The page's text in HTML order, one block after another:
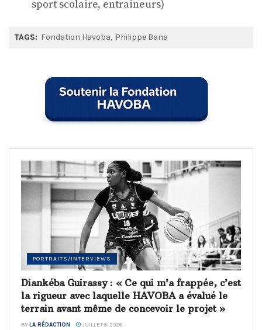
sport scolaire, entraineurs)
TAGS: Fondation Havoba Philippe Bana
PORTRAITS/INTERVIEWS
Diankéba Guirassy : « Ce qui m’a frappée, c’est
la rigueur avec laquelle HAVOBA a évalué le
terrain avant même de concevoir le projet »
BYLA RÉDACTION JUILLET 6, 2026